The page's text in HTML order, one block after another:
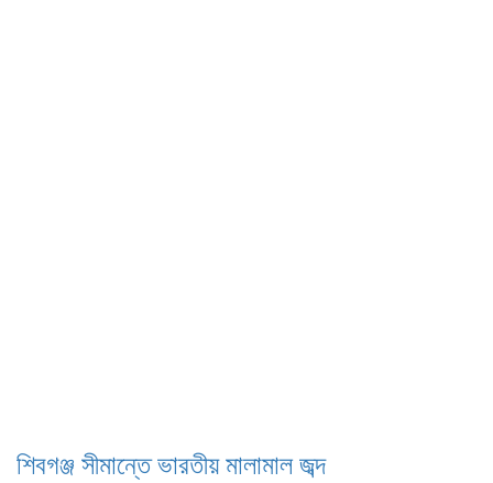
শিবগঞ্জ সীমান্তে ভারতীয় মালামাল জব্দ